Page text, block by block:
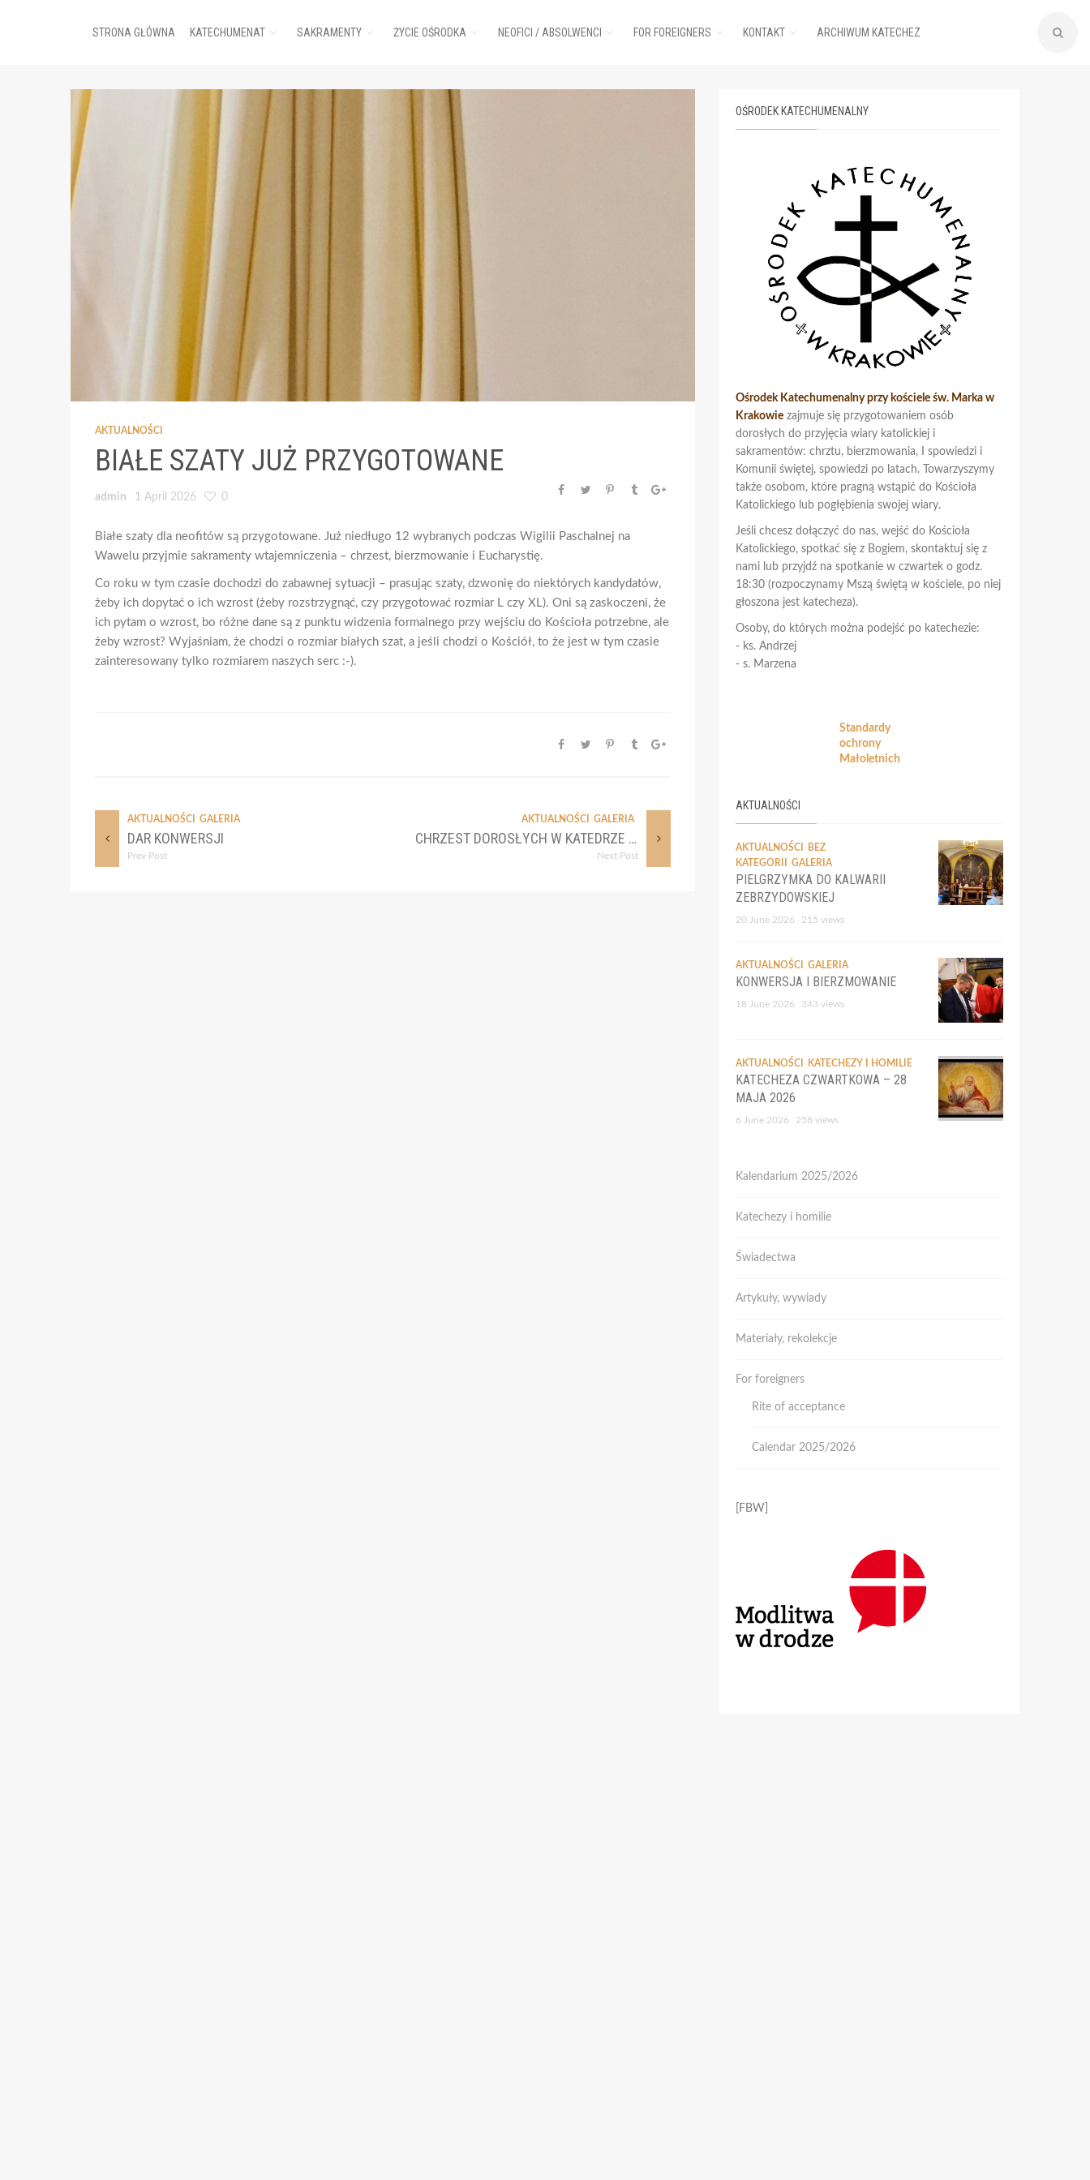
STRONA GŁÓWNA KATECHUMENAT SAKRAMENTY ŻYCIE OŚRODKA NEOFICI / ABSOLWENCI FOR FOREIGNERS KONTAKT ARCHIWUM KATECHEZ
AKTUALNOŚCI
BIAŁE SZATY JUŻ PRZYGOTOWANE
admin 1 April 2026 0
Białe szaty dla neofitów są przygotowane. Już niedługo 12 wybranych podczas Wigilii Paschalnej na
Wawelu przyjmie sakramenty wtajemniczenia – chrzest, bierzmowanie i Eucharystię.
Co roku w tym czasie dochodzi do zabawnej sytuacji – prasując szaty, dzwonię do niektórych kandydatów,
żeby ich dopytać o ich wzrost (żeby rozstrzygnąć, czy przygotować rozmiar L czy XL). Oni są zaskoczeni, że
ich pytam o wzrost, bo różne dane są z punktu widzenia formalnego przy wejściu do Kościoła potrzebne, ale
żeby wzrost? Wyjaśniam, że chodzi o rozmiar białych szat, a jeśli chodzi o Kościół, to że jest w tym czasie
zainteresowany tylko rozmiarem naszych serc :-).
AKTUALNOŚCI GALERIA
DAR KONWERSJI
Prev Post
AKTUALNOŚCI GALERIA
CHRZEST DOROSŁYCH W KATEDRZE WAWELSKIEJ
Next Post
OŚRODEK KATECHUMENALNY
Ośrodek Katechumenalny przy kościele św. Marka w
Krakowie zajmuje się przygotowaniem osób
dorosłych do przyjęcia wiary katolickiej i
sakramentów: chrztu, bierzmowania, I spowiedzi i
Komunii świętej, spowiedzi po latach. Towarzyszymy
także osobom, które pragną wstąpić do Kościoła
Katolickiego lub pogłębienia swojej wiary.
Jeśli chcesz dołączyć do nas, wejść do Kościoła
Katolickiego, spotkać się z Bogiem, skontaktuj się z
nami lub przyjdź na spotkanie w czwartek o godz.
18:30 (rozpoczynamy Mszą świętą w kościele, po niej
głoszona jest katecheza).
Osoby, do których można podejść po katechezie:
- ks. Andrzej
- s. Marzena
Standardy
ochrony
Małoletnich
AKTUALNOŚCI
AKTUALNOŚCI
BEZ
KATEGORII
GALERIA
PIELGRZYMKA DO KALWARII
ZEBRZYDOWSKIEJ
20 June 2026 215 views
AKTUALNOŚCI GALERIA
KONWERSJA I BIERZMOWANIE
18 June 2026 343 views
AKTUALNOŚCI KATECHEZY I HOMILIE
KATECHEZA CZWARTKOWA – 28
MAJA 2026
6 June 2026 258 views
Kalendarium 2025/2026
Katechezy i homilie
Świadectwa
Artykuły, wywiady
Materiały, rekolekcje
For foreigners
Rite of acceptance
Calendar 2025/2026
[FBW]